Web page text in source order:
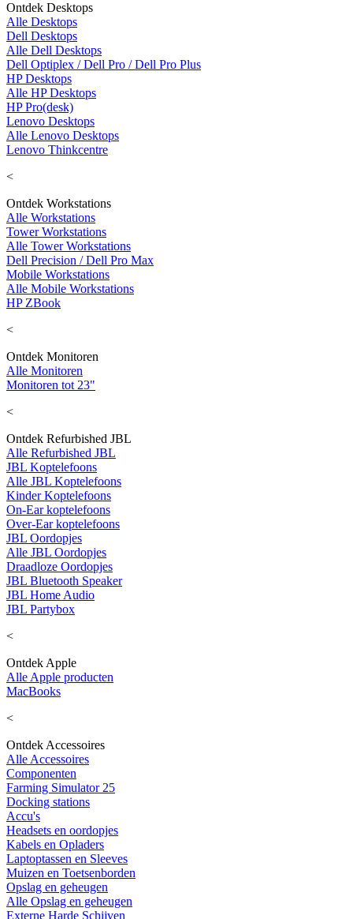
Ontdek Desktops
Alle Desktops
Dell Desktops
Alle Dell Desktops
Dell Optiplex / Dell Pro / Dell Pro Plus
HP Desktops
Alle HP Desktops
HP Pro(desk)
Lenovo Desktops
Alle Lenovo Desktops
Lenovo Thinkcentre
<
Ontdek Workstations
Alle Workstations
Tower Workstations
Alle Tower Workstations
Dell Precision / Dell Pro Max
Mobile Workstations
Alle Mobile Workstations
HP ZBook
<
Ontdek Monitoren
Alle Monitoren
Monitoren tot 23"
<
Ontdek Refurbished JBL
Alle Refurbished JBL
JBL Koptelefoons
Alle JBL Koptelefoons
Kinder Koptelefoons
On-Ear koptelefoons
Over-Ear koptelefoons
JBL Oordopjes
Alle JBL Oordopjes
Draadloze Oordopjes
JBL Bluetooth Speaker
JBL Home Audio
JBL Partybox
<
Ontdek Apple
Alle Apple producten
MacBooks
<
Ontdek Accessoires
Alle Accessoires
Componenten
Farming Simulator 25
Docking stations
Accu's
Headsets en oordopjes
Kabels en Opladers
Laptoptassen en Sleeves
Muizen en Toetsenborden
Opslag en geheugen
Alle Opslag en geheugen
Externe Harde Schijven